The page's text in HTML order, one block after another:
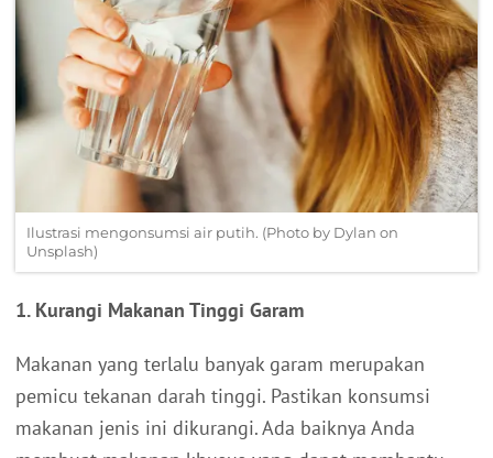
Ilustrasi mengonsumsi air putih. (Photo by Dylan on
Unsplash)
1. Kurangi Makanan Tinggi Garam
Makanan yang terlalu banyak garam merupakan
pemicu tekanan darah tinggi. Pastikan konsumsi
makanan jenis ini dikurangi. Ada baiknya Anda